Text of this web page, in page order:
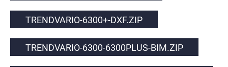
TRENDVARIO-6300+-DXF.ZIP
TRENDVARIO-6300-6300PLUS-BIM.ZIP